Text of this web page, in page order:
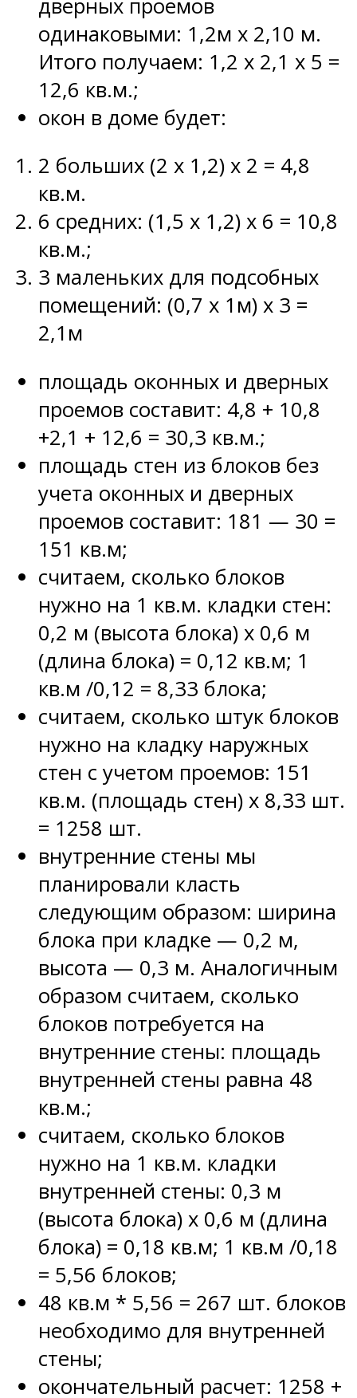
дверных проемов
одинаковыми: 1,2м х 2,10 м.
Итого получаем: 1,2 х 2,1 х 5 =
12,6 кв.м.;
окон в доме будет:
2 больших (2 х 1,2) х 2 = 4,8
кв.м.
6 средних: (1,5 х 1,2) х 6 = 10,8
кв.м.;
3 маленьких для подсобных
помещений: (0,7 х 1м) х 3 =
2,1м
площадь оконных и дверных
проемов составит: 4,8 + 10,8
+2,1 + 12,6 = 30,3 кв.м.;
площадь стен из блоков без
учета оконных и дверных
проемов составит: 181 — 30 =
151 кв.м;
считаем, сколько блоков
нужно на 1 кв.м. кладки стен:
0,2 м (высота блока) х 0,6 м
(длина блока) = 0,12 кв.м; 1
кв.м /0,12 = 8,33 блока;
считаем, сколько штук блоков
нужно на кладку наружных
стен с учетом проемов: 151
кв.м. (площадь стен) х 8,33 шт.
= 1258 шт.
внутренние стены мы
планировали класть
следующим образом: ширина
блока при кладке — 0,2 м,
высота — 0,3 м. Аналогичным
образом считаем, сколько
блоков потребуется на
внутренние стены: площадь
внутренней стены равна 48
кв.м.;
считаем, сколько блоков
нужно на 1 кв.м. кладки
внутренней стены: 0,3 м
(высота блока) х 0,6 м (длина
блока) = 0,18 кв.м; 1 кв.м /0,18
= 5,56 блоков;
48 кв.м * 5,56 = 267 шт. блоков
необходимо для внутренней
стены;
окончательный расчет: 1258 +